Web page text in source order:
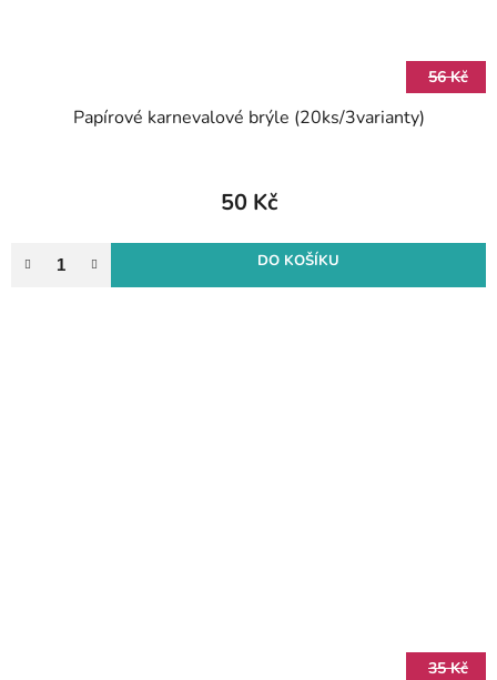
56 Kč
Papírové karnevalové brýle (20ks/3varianty)
50 Kč
DO KOŠÍKU
35 Kč